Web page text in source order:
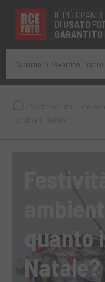
IL PIÙ
DI USATO
GARANTITO
Cerca tra 19.284 articoli usati
quanto
Natale?